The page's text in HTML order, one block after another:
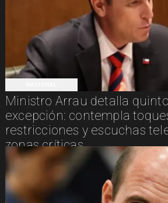
Ministro Arrau detalla
excepción: contempla
restricciones y escuchas
zonas críticas